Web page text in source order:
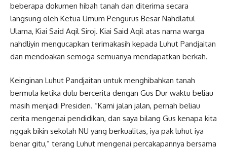
beberapa dokumen hibah tanah dan diterima secara
langsung oleh Ketua Umum Pengurus Besar Nahdlatul
Ulama, Kiai Said Aqil Siroj. Kiai Said Aqil atas nama warga
nahdliyin mengucapkan terimakasih kepada Luhut Pandjaitan
dan mendoakan semoga semuanya mendapatkan berkah.
Keinginan Luhut Pandjaitan untuk menghibahkan tanah
bermula ketika dulu bercerita dengan Gus Dur waktu beliau
masih menjadi Presiden. “Kami jalan jalan, pernah beliau
cerita mengenai pendidikan, dan saya bilang Gus kenapa kita
nggak bikin sekolah NU yang berkualitas, iya pak luhut iya
benar gitu,” terang Luhut mengenai percakapannya bersama